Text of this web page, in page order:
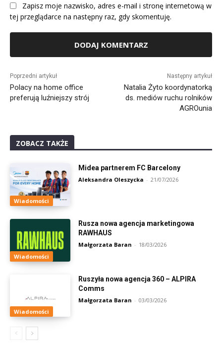
Zapisz moje nazwisko, adres e-mail i stronę internetową w
tej przeglądarce na następny raz, gdy skomentuję.
Poprzedni artykuł
Polacy na home office
preferują luźniejszy strój
Następny artykuł
Natalia Żyto koordynatorką
ds. mediów ruchu rolników
AGROunia
ZOBACZ TAKŻE
Wiadomości
Midea partnerem FC Barcelony
Aleksandra Oleszycka - 21/07/2026
Wiadomości
Rusza nowa agencja marketingowa
RAWHAUS
Małgorzata Baran - 18/03/2026
Wiadomości
Ruszyła nowa agencja 360 – ALPIRA
Comms
Małgorzata Baran - 03/03/2026